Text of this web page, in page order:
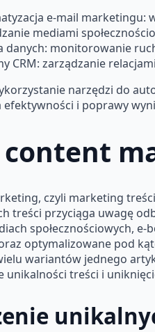
e-mail marketingu:
mediami
danych: monitorowanie
CRM: zarządzanie
narzędzi do
efektywności i poprawy
content
czyli marketing
treści przyciąga uwagę
społecznościowych,
optymalizowane pod
wariantów jednego
unikalności treści i